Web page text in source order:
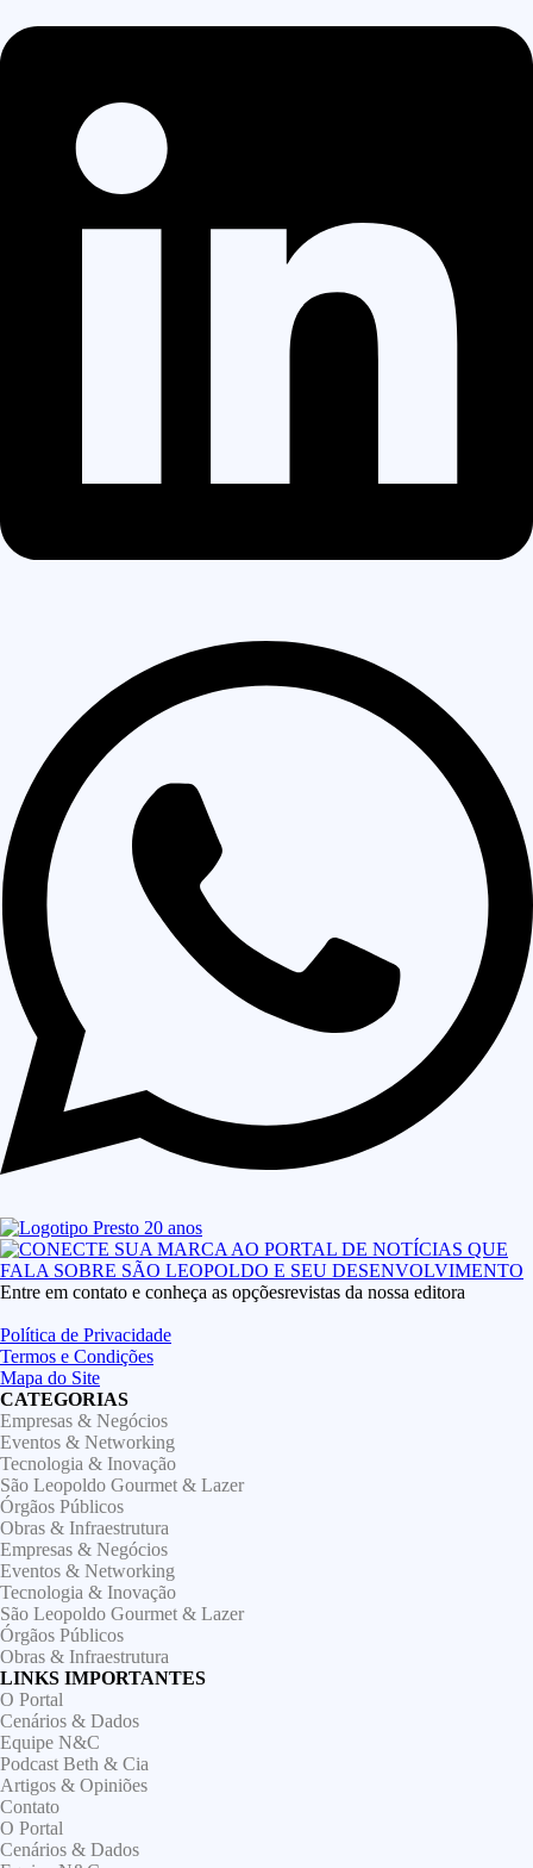
Entre em contato e conheça as opçõesrevistas da nossa editora
Política de Privacidade
Termos e Condições
Mapa do Site
CATEGORIAS
Empresas & Negócios
Eventos & Networking
Tecnologia & Inovação
São Leopoldo Gourmet & Lazer
Órgãos Públicos
Obras & Infraestrutura
Empresas & Negócios
Eventos & Networking
Tecnologia & Inovação
São Leopoldo Gourmet & Lazer
Órgãos Públicos
Obras & Infraestrutura
LINKS IMPORTANTES
O Portal
Cenários & Dados
Equipe N&C
Podcast Beth & Cia
Artigos & Opiniões
Contato
O Portal
Cenários & Dados